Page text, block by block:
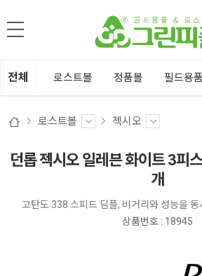
전체 로스트볼 정품볼 필드용품
로스트볼 젝시오
던롭 젝시오 일레븐 화이트 3피
개
고탄도 338 스피드 딤플, 비거리와 성능을 동
상품번호 : 18945